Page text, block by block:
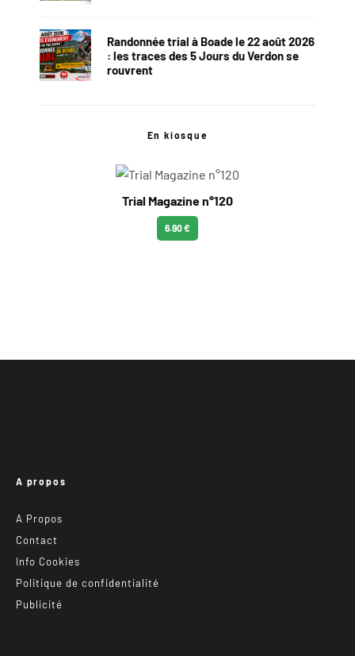
Randonnée trial à Boade le 22 août 2026
: les traces des 5 Jours du Verdon se
rouvrent
En kiosque
Trial Magazine n°120
6.90 €
A propos
A Propos
Contact
Info Cookies
Politique de confidentialité
Publicité